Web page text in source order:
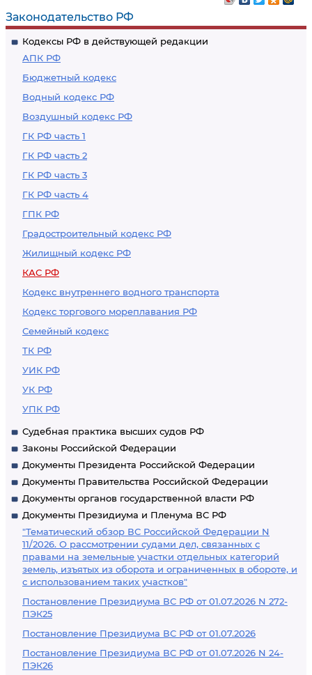
Законодательство РФ
Кодексы РФ в действующей редакции
АПК РФ
Бюджетный кодекс
Водный кодекс РФ
Воздушный кодекс РФ
ГК РФ часть 1
ГК РФ часть 2
ГК РФ часть 3
ГК РФ часть 4
ГПК РФ
Градостроительный кодекс РФ
Жилищный кодекс РФ
КАС РФ
Кодекс внутреннего водного транспорта
Кодекс торгового мореплавания РФ
Семейный кодекс
ТК РФ
УИК РФ
УК РФ
УПК РФ
Судебная практика высших судов РФ
Законы Российской Федерации
Документы Президента Российской Федерации
Документы Правительства Российской Федерации
Документы органов государственной власти РФ
Документы Президиума и Пленума ВС РФ
"Тематический обзор ВС Российской Федерации N
11/2026. О рассмотрении судами дел, связанных с
правами на земельные участки отдельных категорий
земель, изъятых из оборота и ограниченных в обороте, и
с использованием таких участков"
Постановление Президиума ВС РФ от 01.07.2026 N 272-
ПЭК25
Постановление Президиума ВС РФ от 01.07.2026
Постановление Президиума ВС РФ от 01.07.2026 N 24-
ПЭК26
пересмотром
вступивших в
законную силу
судебного приказа,
судебного акта по
административному
делу,
рассмотренному в
порядке
упрощенного
(письменного)
оканчивается
производство по
административному
делу